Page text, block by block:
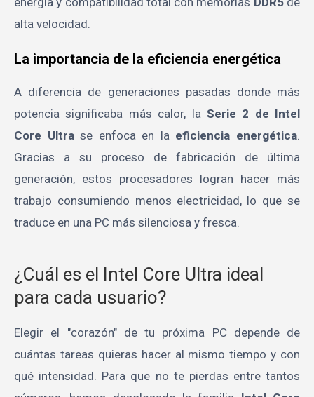
alta velocidad.
La importancia de la eficiencia energética
A diferencia de generaciones pasadas donde más
potencia significaba más calor, la Serie 2 de Intel
Core Ultrase enfoca en la eficiencia energética.
Gracias a su proceso de fabricación de última
generación, estos procesadores logran hacer más
trabajo consumiendo menos electricidad, lo que se
traduce en una PC más silenciosa y fresca.
¿Cuál es el Intel Core Ultra ideal
para cada usuario?
Elegir el "corazón" de tu próxima PC depende de
cuántas tareas quieras hacer al mismo tiempo y con
qué intensidad. Para que no te pierdas entre tantos